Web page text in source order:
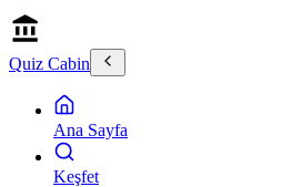
Quiz Cabin
Ana Sayfa
Keşfet